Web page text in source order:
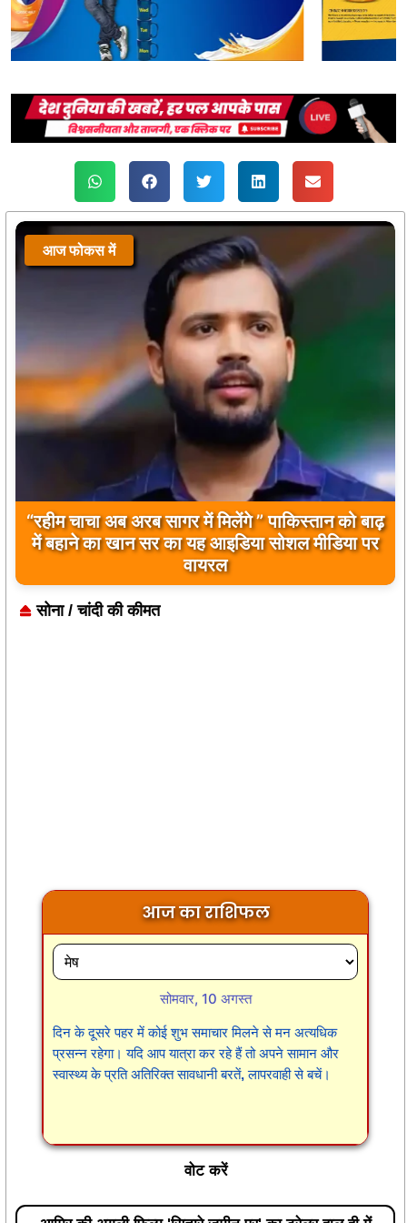
आज फोकस में
“रहीम चाचा अब अरब सागर में मिलेंगे ” पाकिस्तान को बाढ़
में बहाने का खान सर का यह आइडिया सोशल मीडिया पर
वायरल
सोना / चांदी की कीमत
आज का राशिफल
सोमवार, 10 अगस्त
दिन के दूसरे पहर में कोई शुभ समाचार मिलने से मन अत्यधिक
प्रसन्न रहेगा। यदि आप यात्रा कर रहे हैं तो अपने सामान और
स्वास्थ्य के प्रति अतिरिक्त सावधानी बरतें, लापरवाही से बचें।
वोट करें